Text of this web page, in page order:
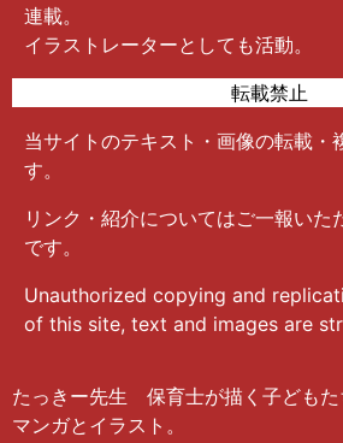
連載。
イラストレーターとしても活動。
転載禁止
当サイトのテキスト・画像の転載・
す。
リンク・紹介についてはご一報いた
です。
Unauthorized copying and
of this site, text and images are
たっきー先生 保育士が描く子どもた
マンガとイラスト。